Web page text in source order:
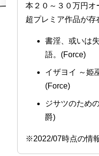
本２０～３０万円オ
超プレミア作品が存
書淫、或いは
語。(Force)
イザヨイ ～姫
(Force)
ジサツのため
爵)
※2022/07時点の情